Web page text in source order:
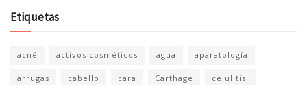
Etiquetas
acné activos cosméticos agua aparatología
arrugas cabello cara Carthage celulitis.